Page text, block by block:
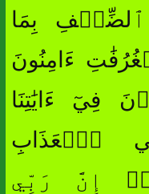
ٱلضِّعۡفِ بِمَا
ءَامِنُونَ
فِيٓ ءَايَٰتِنَا
ٱلۡعَذَابِ
(38) قُلۡ إِنَّ رَبِّي